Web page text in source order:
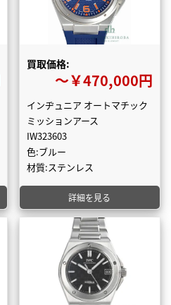
買取価格:
〜￥470,000円
インヂュニア オートマチック
ミッションアース
IW323603
色:ブルー
材質:ステンレス
詳細を見る